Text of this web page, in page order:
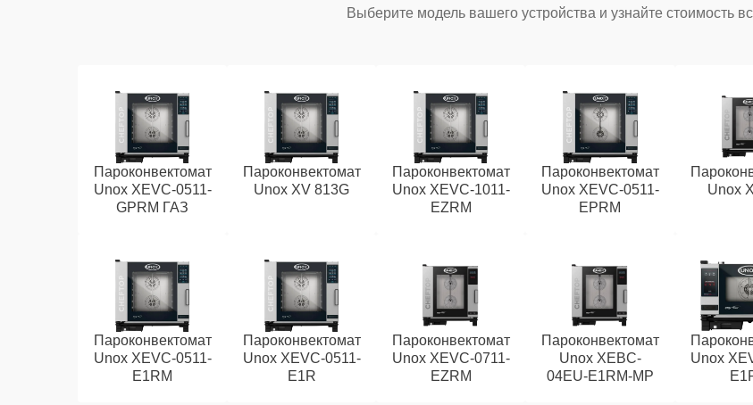
Выберите модель вашего устройства и узнайте стоимость
Пароконвектомат
Unox XEVC-0511-
GPRM ГАЗ
Пароконвектомат
Unox XV 813G
Пароконвектомат
Unox XEVC-1011-
EZRM
Пароконвектомат
Unox XEVC-0511-
EPRM
Unox
Пароконвектомат
Unox XEVC-0511-
E1RM
Пароконвектомат
Unox XEVC-0511-
E1R
Пароконвектомат
Unox XEVC-0711-
EZRM
Пароконвектомат
Unox XEBC-
04EU-E1RM-MP
Unox